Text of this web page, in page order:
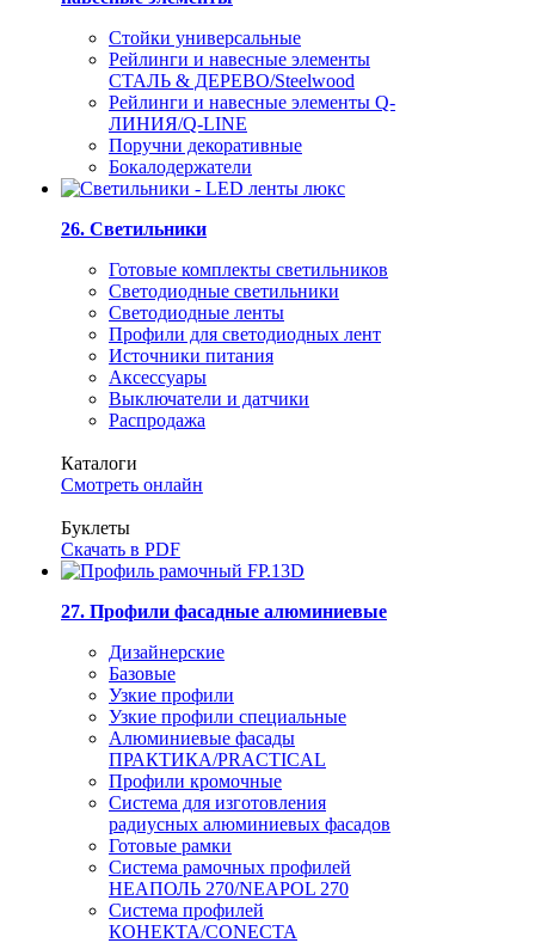
Стойки универсальные
Рейлинги и навесные элементы
СТАЛЬ & ДЕРЕВО/Steelwood
Рейлинги и навесные элементы Q-
ЛИНИЯ/Q-LINE
Поручни декоративные
Бокалодержатели
26. Светильники
Готовые комплекты светильников
Светодиодные светильники
Светодиодные ленты
Профили для светодиодных лент
Источники питания
Аксессуары
Выключатели и датчики
Распродажа
Каталоги
Смотреть онлайн
Буклеты
Скачать в PDF
27. Профили фасадные алюминиевые
Дизайнерские
Базовые
Узкие профили
Узкие профили специальные
Алюминиевые фасады
ПРАКТИКА/PRACTICAL
Профили кромочные
Система для изготовления
радиусных алюминиевых фасадов
Готовые рамки
Система рамочных профилей
НЕАПОЛЬ 270/NEAPOL 270
Система профилей
КОНЕКТА/CONECTA